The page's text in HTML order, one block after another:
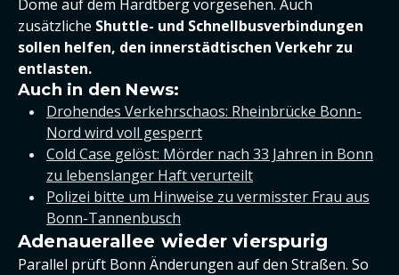
Dome auf dem Hardtberg vorgesehen. Auch
zusätzliche Shuttle- und Schnellbusverbindungen
sollen helfen, den innerstädtischen Verkehr zu
entlasten.
Auch in den News:
Drohendes Verkehrschaos: Rheinbrücke Bonn-
Nord wird voll gesperrt
Cold Case gelöst: Mörder nach 33 Jahren in Bonn
zu lebenslanger Haft verurteilt
Polizei bitte um Hinweise zu vermisster Frau aus
Bonn-Tannenbusch
Adenauerallee wieder vierspurig
Parallel prüft Bonn Änderungen auf den Straßen. So